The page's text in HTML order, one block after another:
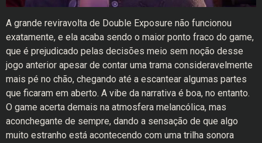
A grande reviravolta de Double Exposure não funcionou
exatamente, e ela acaba sendo o maior ponto fraco do game,
que é prejudicado pelas decisões meio sem noção desse
jogo anterior apesar de contar uma trama consideravelmente
mais pé no chão, chegando até a escantear algumas partes
que ficaram em aberto. A vibe da narrativa é boa, no entanto.
O game acerta demais na atmosfera melancólica, mas
aconchegante de sempre, dando a sensação de que algo
muito estranho está acontecendo com uma trilha sonora